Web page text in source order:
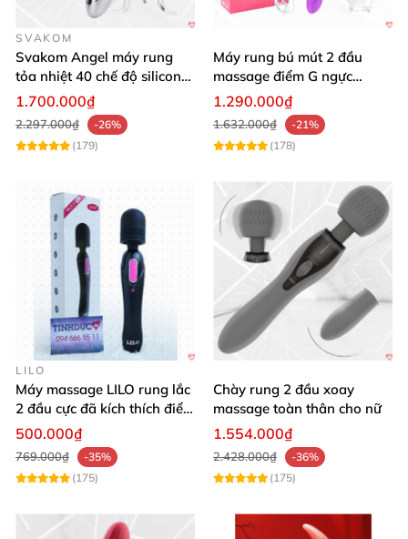
SVAKOM
Svakom Angel máy rung
tỏa nhiệt 40 chế độ silicon
mềm mịn
1.700.000₫
2.297.000₫
-26%
(179)
Máy rung bú mút 2 đầu
massage điểm G ngực
silicon y tế mềm mại
1.290.000₫
1.632.000₫
-21%
(178)
LILO
Máy massage LILO rung lắc
2 đầu cực đã kích thích điểm
G âm đạo
500.000₫
769.000₫
-35%
(175)
Chày rung 2 đầu xoay
massage toàn thân cho nữ
1.554.000₫
2.428.000₫
-36%
(175)